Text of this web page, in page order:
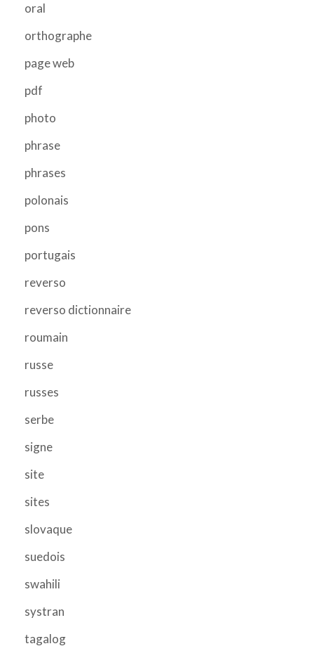
oral
orthographe
page web
pdf
photo
phrase
phrases
polonais
pons
portugais
reverso
reverso dictionnaire
roumain
russe
russes
serbe
signe
site
sites
slovaque
suedois
swahili
systran
tagalog